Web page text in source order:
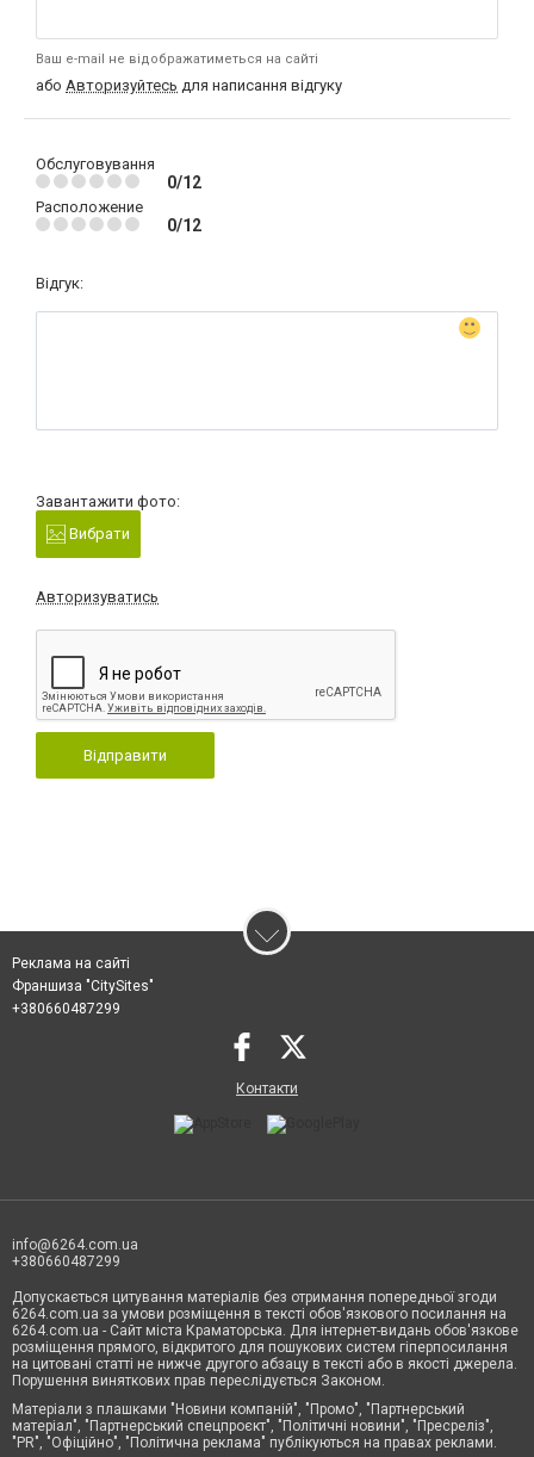
Ваш e-mail не відображатиметься на сайті
або Авторизуйтесь для написання відгуку
Обслуговування
0/12
Расположение
0/12
Відгук:
Завантажити фото:
Вибрати
Авторизуватись
Відправити
Реклама на сайті
Франшиза "CitySites"
+380660487299
Контакти
info@6264.com.ua
+380660487299
Допускається цитування матеріалів без отримання попередньої згоди
6264.com.ua за умови розміщення в тексті обов'язкового посилання на
6264.com.ua - Сайт міста Краматорська. Для інтернет-видань обов'язкове
розміщення прямого, відкритого для пошукових систем гіперпосилання
на цитовані статті не нижче другого абзацу в тексті або в якості джерела.
Порушення виняткових прав переслідується Законом.
Матеріали з плашками "Новини компаній", "Промо", "Партнерський
матеріал", "Партнерський спецпроєкт", "Політичні новини", "Пресреліз",
"PR", "Офіційно", "Політична реклама" публікуються на правах реклами.